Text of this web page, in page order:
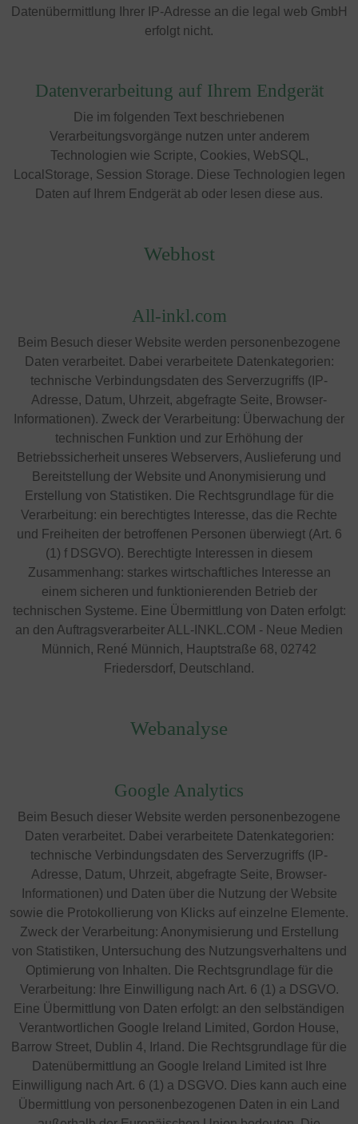
Datenübermittlung Ihrer IP-Adresse an die legal web GmbH
erfolgt nicht.
Datenverarbeitung auf Ihrem Endgerät
Die im folgenden Text beschriebenen
Verarbeitungsvorgänge nutzen unter anderem
Technologien wie Scripte, Cookies, WebSQL,
LocalStorage, Session Storage. Diese Technologien legen
Daten auf Ihrem Endgerät ab oder lesen diese aus.
Webhost
All-inkl.com
Beim Besuch dieser Website werden personenbezogene
Daten verarbeitet. Dabei verarbeitete Datenkategorien:
technische Verbindungsdaten des Serverzugriffs (IP-
Adresse, Datum, Uhrzeit, abgefragte Seite, Browser-
Informationen). Zweck der Verarbeitung: Überwachung der
technischen Funktion und zur Erhöhung der
Betriebssicherheit unseres Webservers, Auslieferung und
Bereitstellung der Website und Anonymisierung und
Erstellung von Statistiken. Die Rechtsgrundlage für die
Verarbeitung: ein berechtigtes Interesse, das die Rechte
und Freiheiten der betroffenen Personen überwiegt (Art. 6
(1) f DSGVO). Berechtigte Interessen in diesem
Zusammenhang: starkes wirtschaftliches Interesse an
einem sicheren und funktionierenden Betrieb der
technischen Systeme. Eine Übermittlung von Daten erfolgt:
an den Auftragsverarbeiter ALL-INKL.COM - Neue Medien
Münnich, René Münnich, Hauptstraße 68, 02742
Friedersdorf, Deutschland.
Webanalyse
Google Analytics
Beim Besuch dieser Website werden personenbezogene
Daten verarbeitet. Dabei verarbeitete Datenkategorien:
technische Verbindungsdaten des Serverzugriffs (IP-
Adresse, Datum, Uhrzeit, abgefragte Seite, Browser-
Informationen) und Daten über die Nutzung der Website
sowie die Protokollierung von Klicks auf einzelne Elemente.
Zweck der Verarbeitung: Anonymisierung und Erstellung
von Statistiken, Untersuchung des Nutzungsverhaltens und
Optimierung von Inhalten. Die Rechtsgrundlage für die
Verarbeitung: Ihre Einwilligung nach Art. 6 (1) a DSGVO.
Eine Übermittlung von Daten erfolgt: an den selbständigen
Verantwortlichen Google Ireland Limited, Gordon House,
Barrow Street, Dublin 4, Irland. Die Rechtsgrundlage für die
Datenübermittlung an Google Ireland Limited ist Ihre
Einwilligung nach Art. 6 (1) a DSGVO. Dies kann auch eine
Übermittlung von personenbezogenen Daten in ein Land